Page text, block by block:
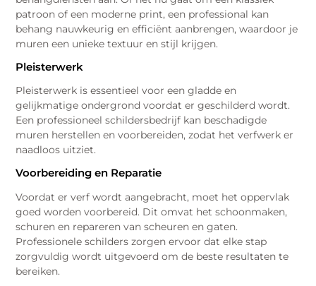
patroon of een moderne print, een professional kan
behang nauwkeurig en efficiënt aanbrengen, waardoor je
muren een unieke textuur en stijl krijgen.
Pleisterwerk
Pleisterwerk is essentieel voor een gladde en
gelijkmatige ondergrond voordat er geschilderd wordt.
Een professioneel schildersbedrijf kan beschadigde
muren herstellen en voorbereiden, zodat het verfwerk er
naadloos uitziet.
Voorbereiding en Reparatie
Voordat er verf wordt aangebracht, moet het oppervlak
goed worden voorbereid. Dit omvat het schoonmaken,
schuren en repareren van scheuren en gaten.
Professionele schilders zorgen ervoor dat elke stap
zorgvuldig wordt uitgevoerd om de beste resultaten te
bereiken.